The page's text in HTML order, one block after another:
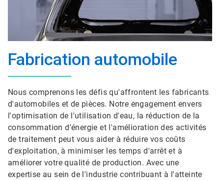
Fabrication automobile
Nous comprenons les défis qu'affrontent les fabricants
d'automobiles et de pièces. Notre engagement envers
l'optimisation de l'utilisation d'eau, la réduction de la
consommation d'énergie et l'amélioration des activités
de traitement peut vous aider à réduire vos coûts
d'exploitation, à minimiser les temps d'arrêt et à
améliorer votre qualité de production. Avec une
expertise au sein de l'industrie contribuant à l'atteinte